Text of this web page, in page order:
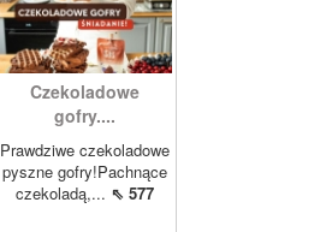
Czekoladowe
gofry....
Prawdziwe czekoladowe
pyszne gofry!Pachnące
czekoladą,... ⇖ 577